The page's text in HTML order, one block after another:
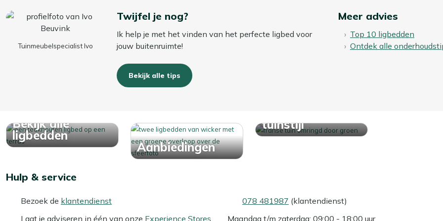
Tuinmeubelspecialist Ivo
Twijfel je nog?
Ik help je met het vinden van het perfecte ligbed voor
jouw buitenruimte!
Bekijk alle tips
Meer advies
Top 10 ligbedden
Ontdek alle
Bekijk alle
ligbedden
Aanbiedingen
tuinstijl
Hulp & service
Bezoek de klantendienst
Laat je adviseren in één van onze Experience Stores
078 481987 (klantendienst)
Maandag t/m zaterdag: 09:00 - 18:00 uur